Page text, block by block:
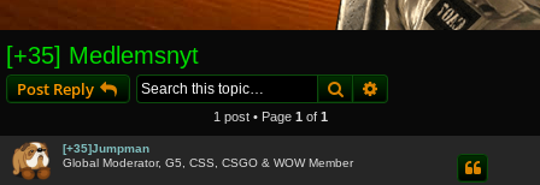
[+35] Medlemsnyt
Post Reply SearchAdvanced search
1 post • Page 1 of 1
[+35]Jumpman
Global Moderator, G5, CSS, CSGO & WOW Member